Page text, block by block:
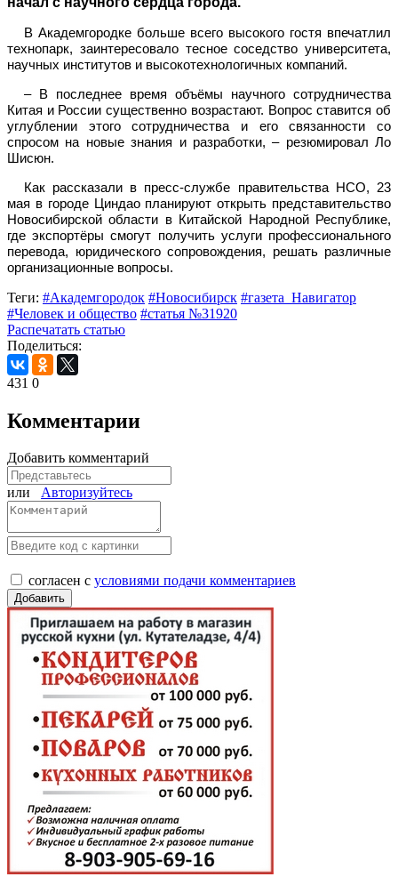
В Академгородке больше всего высокого гостя впечатлил
технопарк, заинтересовало тесное соседство университета,
научных институтов и высокотехнологичных компаний.
– В последнее время объёмы научного сотрудничества
Китая и России существенно возрастают. Вопрос ставится об
углублении этого сотрудничества и его связанности со
спросом на новые знания и разработки, – резюмировал Ло
Шисюн.
Как рассказали в пресс-службе правительства НСО, 23
мая в городе Циндао планируют открыть представительство
Новосибирской области в Китайской Народной Республике,
где экспортёры смогут получить услуги профессионального
перевода, юридического сопровождения, решать различные
организационные вопросы.
Теги: #Академгородок #Новосибирск #газета_Навигатор
#Человек и общество #статья №31920
Распечатать статью
Поделиться:
431 0
Комментарии
Добавить комментарий
или Авторизуйтесь
согласен с условиями подачи комментариев